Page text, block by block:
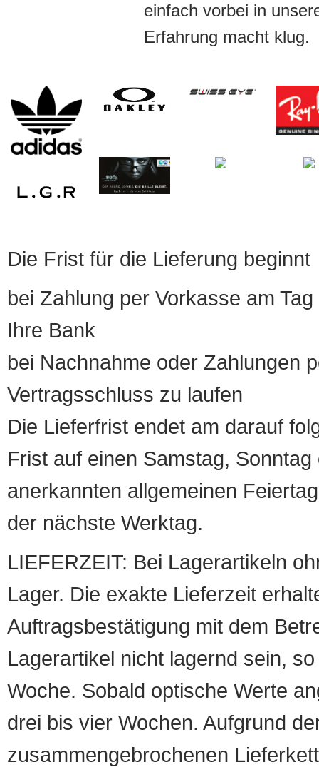
einfach vorbei in
Erfahrung macht klug.
Die Frist für die Lieferung beginnt
bei Zahlung per Vorkasse am
Ihre Bank
bei Nachnahme oder Zahlungen
Vertragsschluss zu laufen
Die Lieferfrist endet am darauf
Frist auf einen Samstag,
anerkannten allgemeinen
der nächste Werktag.
LIEFERZEIT: Bei Lagerartikeln
Lager. Die exakte Lieferzeit
Auftragsbestätigung mit dem
Lagerartikel nicht lagernd sein,
Woche. Sobald optische Werte
drei bis vier Wochen. Aufgrund
zusammengebrochenen